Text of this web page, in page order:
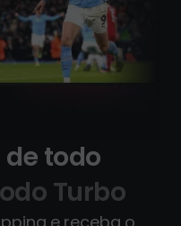
de todo
Turbo
e receba o